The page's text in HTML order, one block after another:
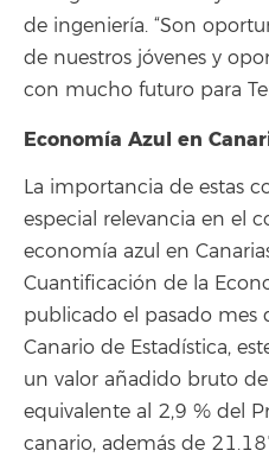
de ingeniería. “Son
de nuestros jóvenes y
con mucho futuro para
Economía Azul en
La importancia de estas
especial relevancia en el
economía azul en
Cuantificación de la
publicado el pasado
Canario de Estadística,
un valor añadido bruto
equivalente al 2,9 % del
canario, además de